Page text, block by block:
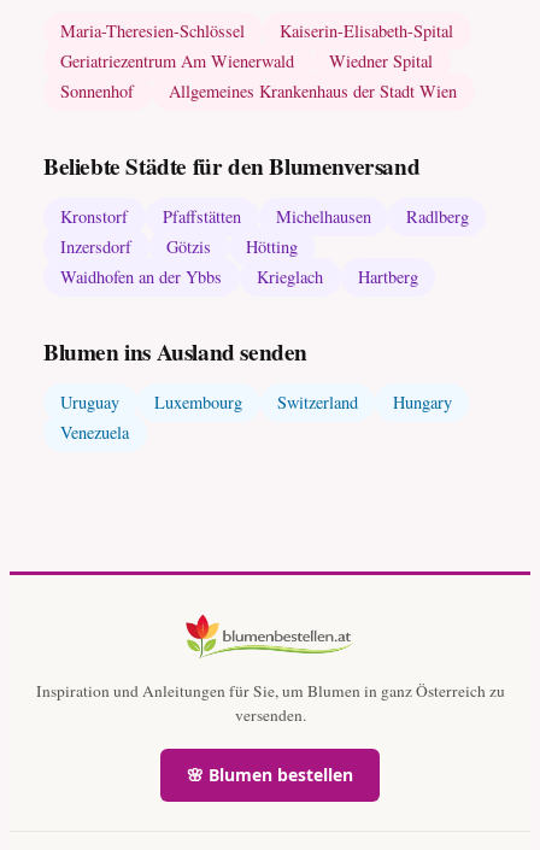
Maria-Theresien-Schlössel
Kaiserin-Elisabeth-Spital
Geriatriezentrum Am Wienerwald
Wiedner Spital
Sonnenhof
Allgemeines Krankenhaus der Stadt Wien
Beliebte Städte für den Blumenversand
Kronstorf Pfaffstätten Michelhausen
Radlberg
Inzersdorf
Götzis
Hötting
Waidhofen an der Ybbs
Krieglach Hartberg
Blumen ins Ausland senden
Uruguay Luxembourg Switzerland
Hungary
Venezuela
Inspiration und Anleitungen für Sie, um Blumen in ganz Österreich zu
versenden.
🌸 Blumen bestellen